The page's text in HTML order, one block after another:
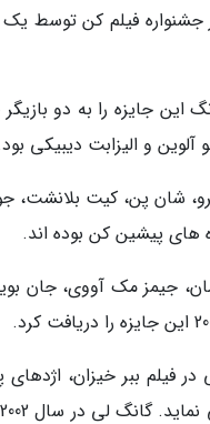
در جشنواره فیلم کن توسط
این جایزه را به دو
آلوین و الیزابت دیبیکی
شان پن، کیت
های پیشین کن بوده اند.
جیمز مک آووی، جان
در فیلم ببر خیزان،